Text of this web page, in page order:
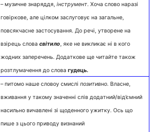
– музичне знаряддя,інструмент. Хоча слово наразі
говіркове, але цілком заслуговує на загальне,
повсякчасне застосування. До речі, утворене на
взірець словасвітило, яке не викликає ні в кого
жодних заперечень. Додаткове ще читайте також
розтлумачення до словагудець.
– питомо наше словоу смисліпозитивно. Власне,
вживання у такому значенні слів додатний/від’ємний
насильно вичавлені зі щоденного ужитку. Ось що
пише з цього приводу визнаний